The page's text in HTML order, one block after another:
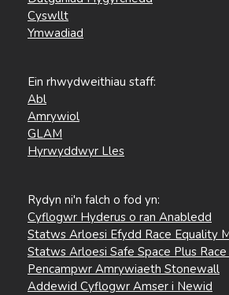
Cyswllt
Ymwadiad
Ein rhwydweithiau staff:
Abl
Amrywiol
GLAM
Hyrwyddwyr Lles
Rydyn ni'n falch o fod yn:
Cyflogwr Hyderus o ran Anabledd
Statws Arloesi Efydd Race Equality
Statws Arloesi Safe Space Plus
Pencampwr Amrywiaeth Stonewall
Addewid Cyflogwr Amser i Newid